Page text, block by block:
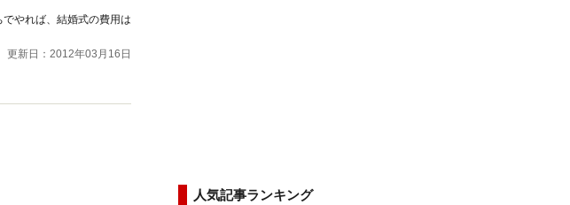
やれば、結婚式の費用は
更新日：2012年03月16日
人気記事ランキング